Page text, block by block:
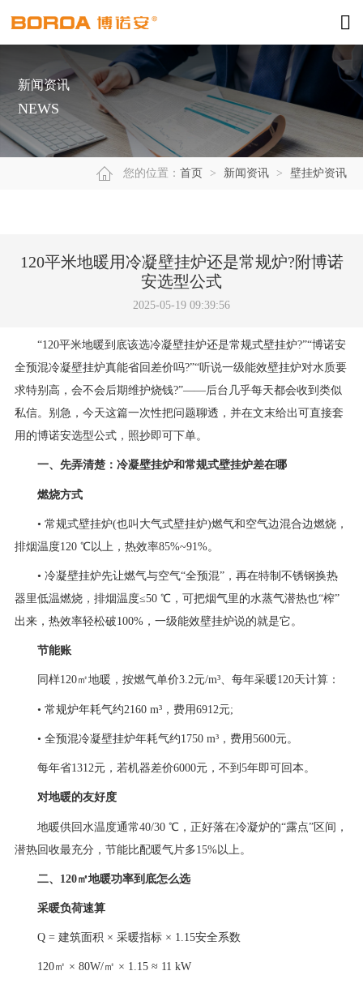
新闻资讯
NEWS
您的位置： 首页 > 新闻资讯 > 壁挂炉资讯
120平米地暖用冷凝壁挂炉还是常规炉?附博诺
安选型公式
2025-05-19 09:39:56
“120平米地暖到底该选冷凝壁挂炉还是常规式壁挂炉?”“博诺安
全预混冷凝壁挂炉真能省回差价吗?”“听说一级能效壁挂炉对水质要
求特别高，会不会后期维护烧钱?”——后台几乎每天都会收到类似
私信。别急，今天这篇一次性把问题聊透，并在文末给出可直接套
用的博诺安选型公式，照抄即可下单。
一、先弄清楚：冷凝壁挂炉和常规式壁挂炉差在哪
燃烧方式
• 常规式壁挂炉(也叫大气式壁挂炉)燃气和空气边混合边燃烧，
排烟温度120 ℃以上，热效率85%~91%。
• 冷凝壁挂炉先让燃气与空气“全预混”，再在特制不锈钢换热
器里低温燃烧，排烟温度≤50 ℃，可把烟气里的水蒸气潜热也“榨”
出来，热效率轻松破100%，一级能效壁挂炉说的就是它。
节能账
同样120㎡地暖，按燃气单价3.2元/m³、每年采暖120天计算：
• 常规炉年耗气约2160 m³，费用6912元;
• 全预混冷凝壁挂炉年耗气约1750 m³，费用5600元。
每年省1312元，若机器差价6000元，不到5年即可回本。
对地暖的友好度
地暖供回水温度通常40/30 ℃，正好落在冷凝炉的“露点”区间，
潜热回收最充分，节能比配暖气片多15%以上。
二、120㎡地暖功率到底怎么选
采暖负荷速算
Q = 建筑面积 × 采暖指标 × 1.15安全系数
120㎡ × 80W/㎡ × 1.15 ≈ 11 kW